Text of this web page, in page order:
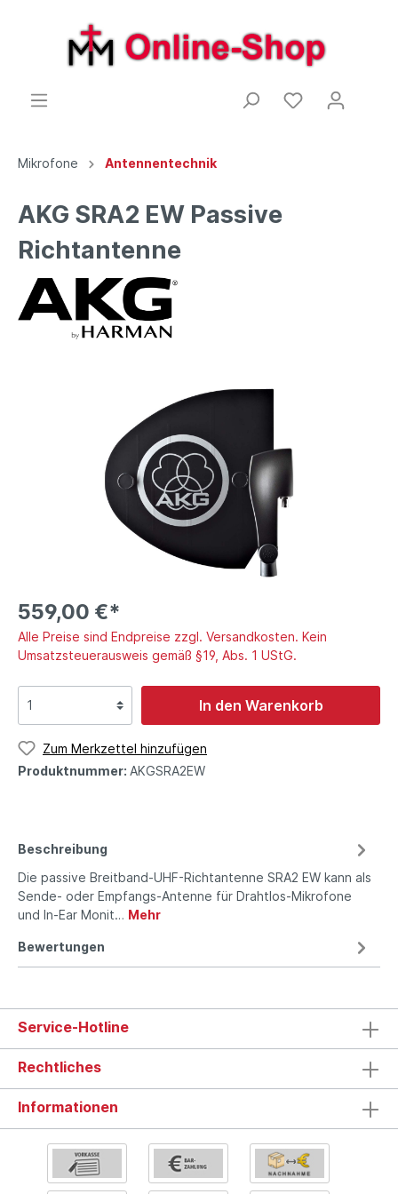
Mikrofone Antennentechnik
AKG SRA2 EW Passive
Richtantenne
559,00 €*
Alle Preise sind Endpreise zzgl. Versandkosten. Kein
Umsatzsteuerausweis gemäß §19, Abs. 1 UStG.
In den Warenkorb
Zum Merkzettel hinzufügen
Produktnummer: AKGSRA2EW
Beschreibung
Die passive Breitband-UHF-Richtantenne SRA2 EW kann als
Sende- oder Empfangs-Antenne für Drahtlos-Mikrofone
und In-Ear Monit… Mehr
Bewertungen
Service-Hotline
Rechtliches
Informationen